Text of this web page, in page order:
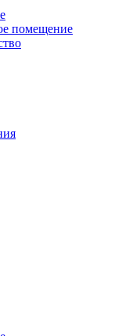
помещение